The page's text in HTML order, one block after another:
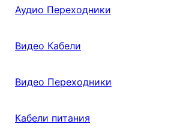
Аудио Переходники
Видео Кабели
Видео Переходники
Кабели питания